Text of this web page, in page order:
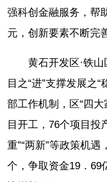
强科创金融服务，帮
元，创新要素不断完
黄石开发区·铁
目之“进”支撑发展之
部工作机制，区“四
目开工，76个项目投
重”“两新”等政策机
个，争取资金19．69